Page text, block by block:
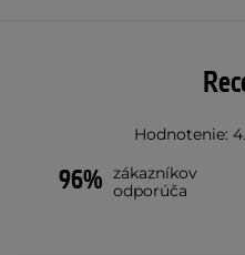
Hodnotenie:
96% zákazníkov
odporúča